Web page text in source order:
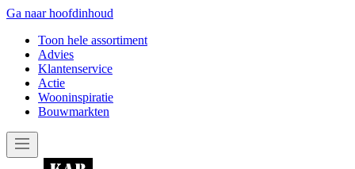
Ga naar hoofdinhoud
Toon hele assortiment
Advies
Klantenservice
Actie
Wooninspiratie
Bouwmarkten